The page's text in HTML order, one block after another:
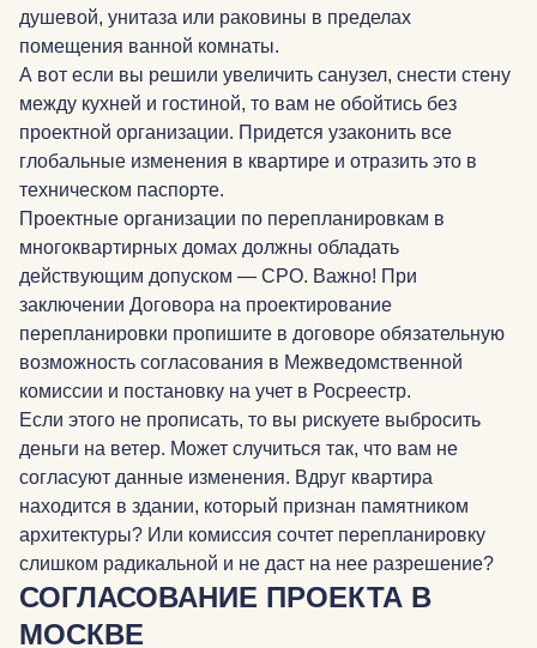
душевой, унитаза или раковины в пределах
помещения ванной комнаты.
А вот если вы решили увеличить санузел, снести стену
между кухней и гостиной, то вам не обойтись без
проектной организации. Придется узаконить все
глобальные изменения в квартире и отразить это в
техническом паспорте.
Проектные организации по перепланировкам в
многоквартирных домах должны обладать
действующим допуском — СРО. Важно! При
заключении Договора на проектирование
перепланировки пропишите в договоре обязательную
возможность согласования в Межведомственной
комиссии и постановку на учет в Росреестр.
Если этого не прописать, то вы рискуете выбросить
деньги на ветер. Может случиться так, что вам не
согласуют данные изменения. Вдруг квартира
находится в здании, который признан памятником
архитектуры? Или комиссия сочтет перепланировку
слишком радикальной и не даст на нее разрешение?
СОГЛАСОВАНИЕ ПРОЕКТА В
МОСКВЕ